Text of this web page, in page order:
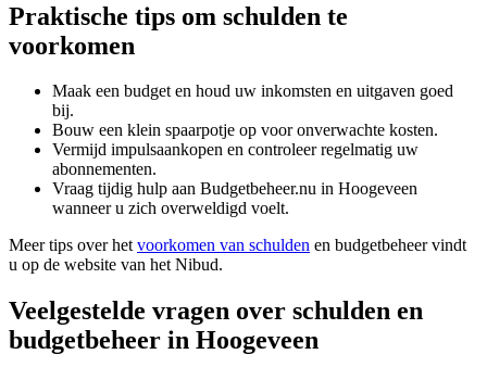
Praktische tips om schulden te
voorkomen
Maak een budget en houd uw inkomsten en uitgaven goed
bij.
Bouw een klein spaarpotje op voor onverwachte kosten.
Vermijd impulsaankopen en controleer regelmatig uw
abonnementen.
Vraag tijdig hulp aan Budgetbeheer.nu in Hoogeveen
wanneer u zich overweldigd voelt.
Meer tips over hetvoorkomen van schulden en budgetbeheer vindt
u op de website van het Nibud.
Veelgestelde vragen over schulden en
budgetbeheer in Hoogeveen